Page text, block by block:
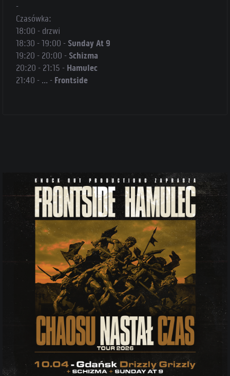
-
Czasówka:
18:00 - drzwi
18:30 - 19:00 - Sunday At 9
19:20 - 20:00 - Schizma
20:20 - 21:15 - Hamulec
21:40 - ... - Frontside